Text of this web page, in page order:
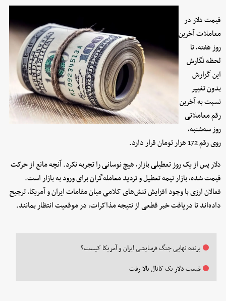
قیمت دلار در
معاملات آخرین
روز هفته، تا
لحظه نگارش
این گزارش
بدون تغییر
نسبت به آخرین
رقم معاملاتی
روز سه‌شنبه،
روی رقم 172 هزار تومان قرار دارد.
دلار پس از یک روز تعطیلی بازار، هیچ نوسانی را تجربه نکرد. آنچه مانع از حرکت
قیمت شده، بازار نیمه تعطیل و تردید معامله‌گران برای ورود به بازار است.
فعالان ارزی با وجود افزایش تنش‌های کلامی میان مقامات ایران و آمریکا، ترجیح
داده‌اند تا دریافت خبر قطعی از نتیجه مذاکرات، در موقعیت انتظار بمانند.
برنده نهایی جنگ فرسایشی ایران و آمریکا کیست؟
قیمت دلار یک کانال بالا رفت